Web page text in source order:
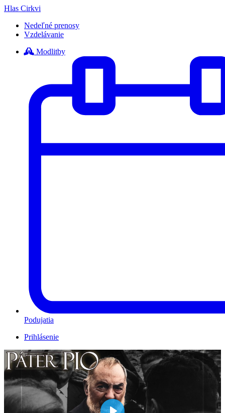
Hlas Cirkvi
Nedeľné prenosy
Vzdelávanie
Modlitby
Podujatia
Prihlásenie